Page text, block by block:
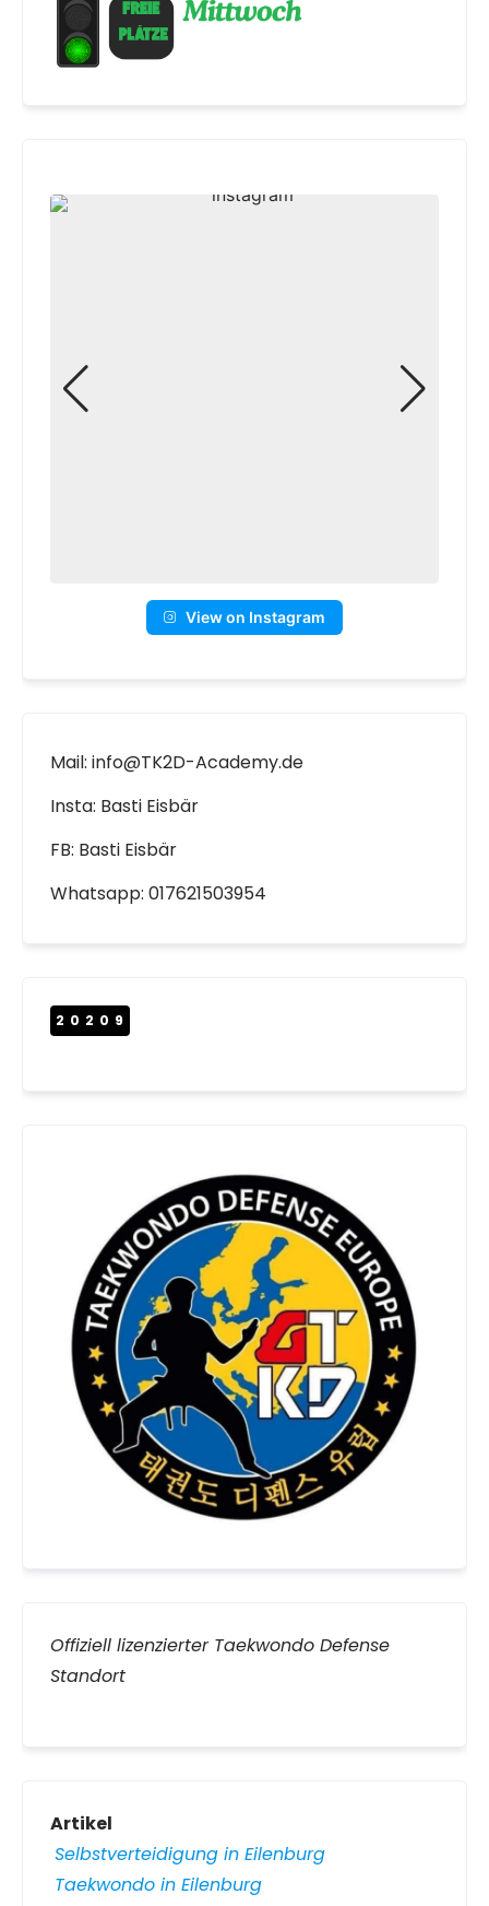
View on Instagram
Mail: info@TK2D-Academy.de
Insta: Basti Eisbär
FB: Basti Eisbär
Whatsapp: 017621503954
20209
Offiziell lizenzierter Taekwondo Defense
Standort
Artikel
Selbstverteidigung in Eilenburg
Taekwondo in Eilenburg